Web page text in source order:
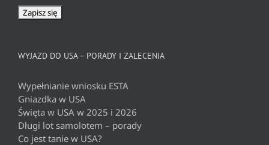
WYJAZD DO USA – PORADY I ZALECENIA
Wypełnianie wniosku ESTA
Gniazdka w USA
Święta w USA w 2025 i 2026
Długi lot samolotem – porady
Co jest tanie w USA?